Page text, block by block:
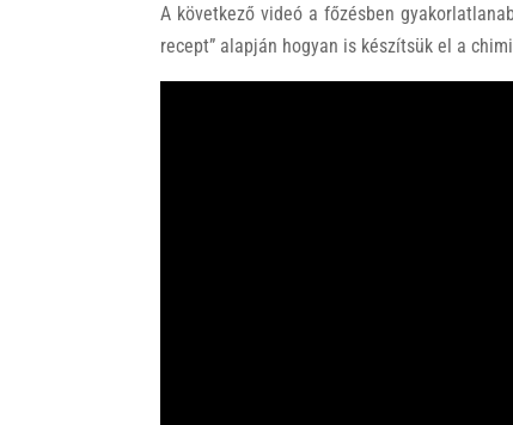
A következő videó a főzésben
recept” alapján hogyan is készítsük el a